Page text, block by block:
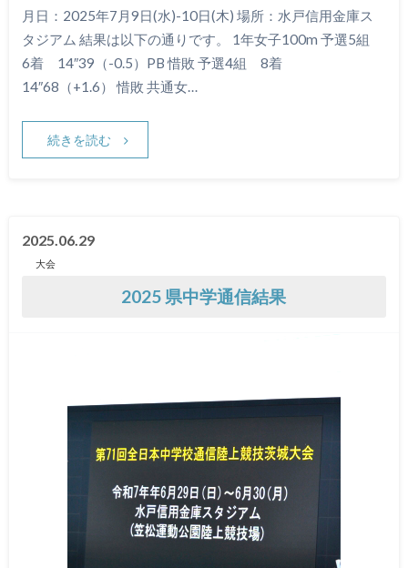
月日：2025年7月9日(水)-10日(木) 場所：水戸信用金庫ス
タジアム 結果は以下の通りです。 1年女子100m 予選5組
6着 14″39（-0.5）PB 惜敗 予選4組 8着
14″68（+1.6） 惜敗 共通女…
続きを読む
2025.06.29
大会
2025 県中学通信結果